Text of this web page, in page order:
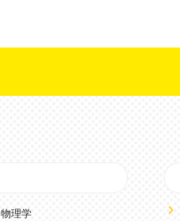
物理学